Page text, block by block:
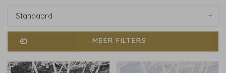
Standaard
MEER FILTERS